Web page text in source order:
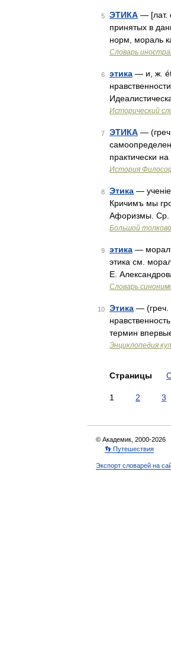
5 ЭТИКА — [лат.
принятых в
норм, мораль
Словарь
6 этика — и, ж.
Исторический
7 ЭТИКА —
практически
История
8 Этика —
Кричимъ мы
Афоризмы. Ср.
Большой
9 этика —
этика см.
Е.
Словарь
10 Этика — (греч.
термин
Энциклопедия
Страницы
1 2 3
© Академик, 2000-2026
👣 Путешествия
Экспорт словарей на